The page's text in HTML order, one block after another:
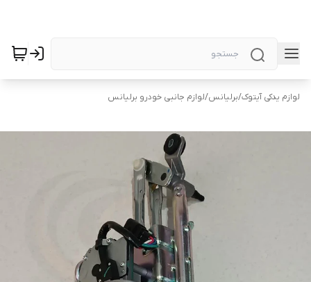
لوازم یدکی آیتوک/برلیانس/لوازم جانبی خودرو برلیانس